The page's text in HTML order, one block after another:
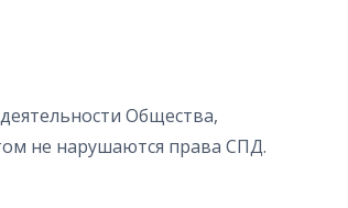
Общества,
не нарушаются права СПД.